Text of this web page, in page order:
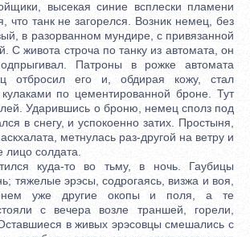
высекая синие всплески пламени
что танк не загорелся. Возник немец, без
в разорванном мундире, с привязанной
С живота строча по танку из автомата, он
Патроны в рожке автомата
отбросил его и, обдирая кожу, стал
по цементированной броне. Тут
Ударившись о броню, немец сполз под
в снегу, и успокоенно затих. Простыня,
метнулась раз-другой на ветру и
лицо солдата.
куда-то во тьму, в ночь. Гаубицы
тяжелые эрэсы, содрогаясь, визжа и воя,
уже другие окопы и поля, а те
с вечера возле траншей, горели,
в живых эрэсовцы смешались с